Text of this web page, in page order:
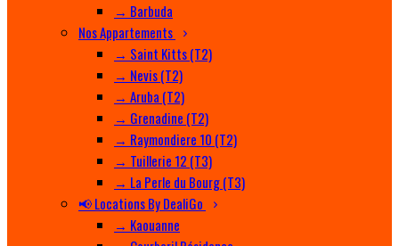
→ Barbuda
Nos Appartements
→ Saint Kitts (T2)
→ Nevis (T2)
→ Aruba (T2)
→ Grenadine (T2)
→ Raymondiere 10 (T2)
→ Tuillerie 12 (T3)
→ La Perle du Bourg (T3)
📢 Locations By DealiGo
→ Kaouanne